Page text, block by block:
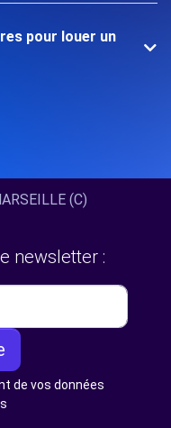
pour louer un
(C)
newsletter :
de vos données